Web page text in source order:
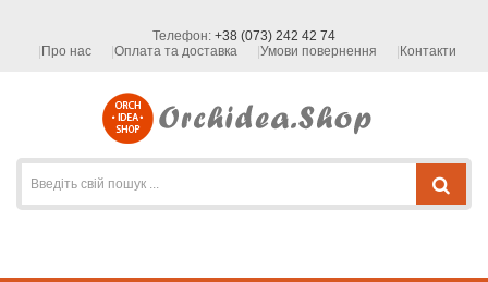
Телефон: +38 (073) 242 42 74
Про нас
Оплата та доставка Умови повернення Контакти